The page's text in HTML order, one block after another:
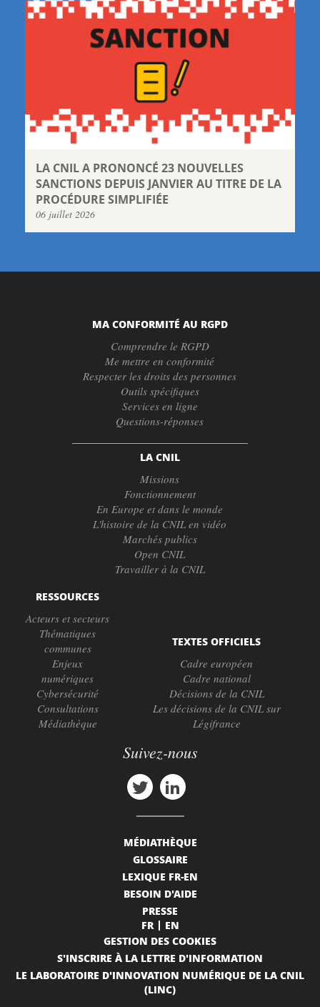
LA CNIL A PRONONCÉ 23 NOUVELLES
SANCTIONS DEPUIS JANVIER AU TITRE DE LA
PROCÉDURE SIMPLIFIÉE
06 juillet 2026
MA CONFORMITÉ AU RGPD
Comprendre le RGPD
Me mettre en conformité
Respecter les droits des personnes
Outils spécifiques
Services en ligne
Questions-réponses
LA CNIL
Missions
Fonctionnement
En Europe et dans le monde
L'histoire de la CNIL en vidéo
Marchés publics
Open CNIL
Travailler à la CNIL
RESSOURCES
Acteurs et secteurs
Thématiques
communes
Enjeux
numériques
Cybersécurité
Consultations
Médiathèque
TEXTES OFFICIELS
Cadre européen
Cadre national
Décisions de la CNIL
Les décisions de la CNIL sur
Légifrance
Suivez-nous
MÉDIATHÈQUE
GLOSSAIRE
LEXIQUE FR-EN
BESOIN D'AIDE
PRESSE
FR
EN
GESTION DES COOKIES
S'INSCRIRE À LA LETTRE D'INFORMATION
LE LABORATOIRE D'INNOVATION NUMÉRIQUE DE LA CNIL
(LINC)